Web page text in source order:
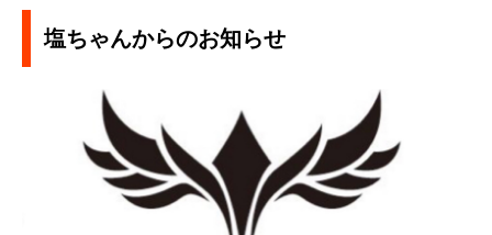
塩ちゃんからのお知らせ